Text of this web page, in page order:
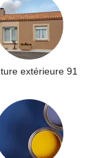
extérieure 91